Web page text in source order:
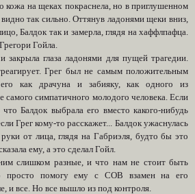
кожа на щеках покраснела, но в приглушенном
так сильно. Оттянув ладонями щеки вниз,
Балдок так и замерла, глядя на хаффлпафца.
Гойла.
глаза ладонями для пущей трагедии.
Грег был не самым положительным
как драчуна и забияку, как одного из
симпатичного молодого человека. Если
Балдок выбрала его вместо какого-нибудь
Грег кому-то расскажет... Балдок ужаснулась
от лица, глядя на Габриэля, будто бы это
ему, а это сделал Гойл.
слишком разные, и что нам не стоит быть
просто помогу ему с СОВ взамен на его
и все. Но все вышло из под контроля.